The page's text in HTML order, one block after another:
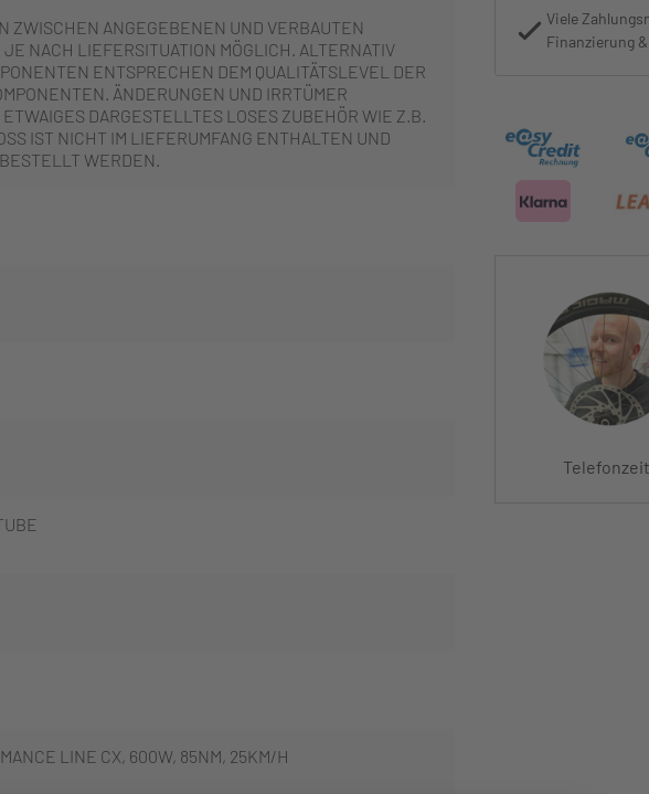
Viele
Finanzierung
ZWISCHEN ANGEGEBENEN UND VERBAUTEN
NACH LIEFERSITUATION MÖGLICH. ALTERNATIV
ENTSPRECHEN DEM QUALITÄTSLEVEL DER
ÄNDERUNGEN UND IRRTÜMER
DARGESTELLTES LOSES ZUBEHÖR WIE Z.B.
IST NICHT IM LIEFERUMFANG ENTHALTEN UND
WERDEN.
LINE CX, 600W, 85NM, 25KM/H